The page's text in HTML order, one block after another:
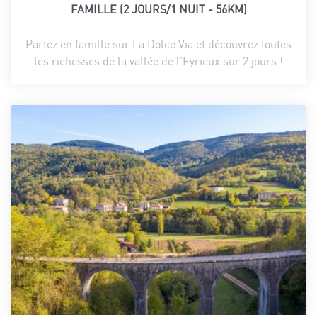
FAMILLE (2 JOURS/1 NUIT - 56KM)
Partez en famille sur La Dolce Via et découvrez toutes
les richesses de la vallée de l’Eyrieux sur 2 jours !